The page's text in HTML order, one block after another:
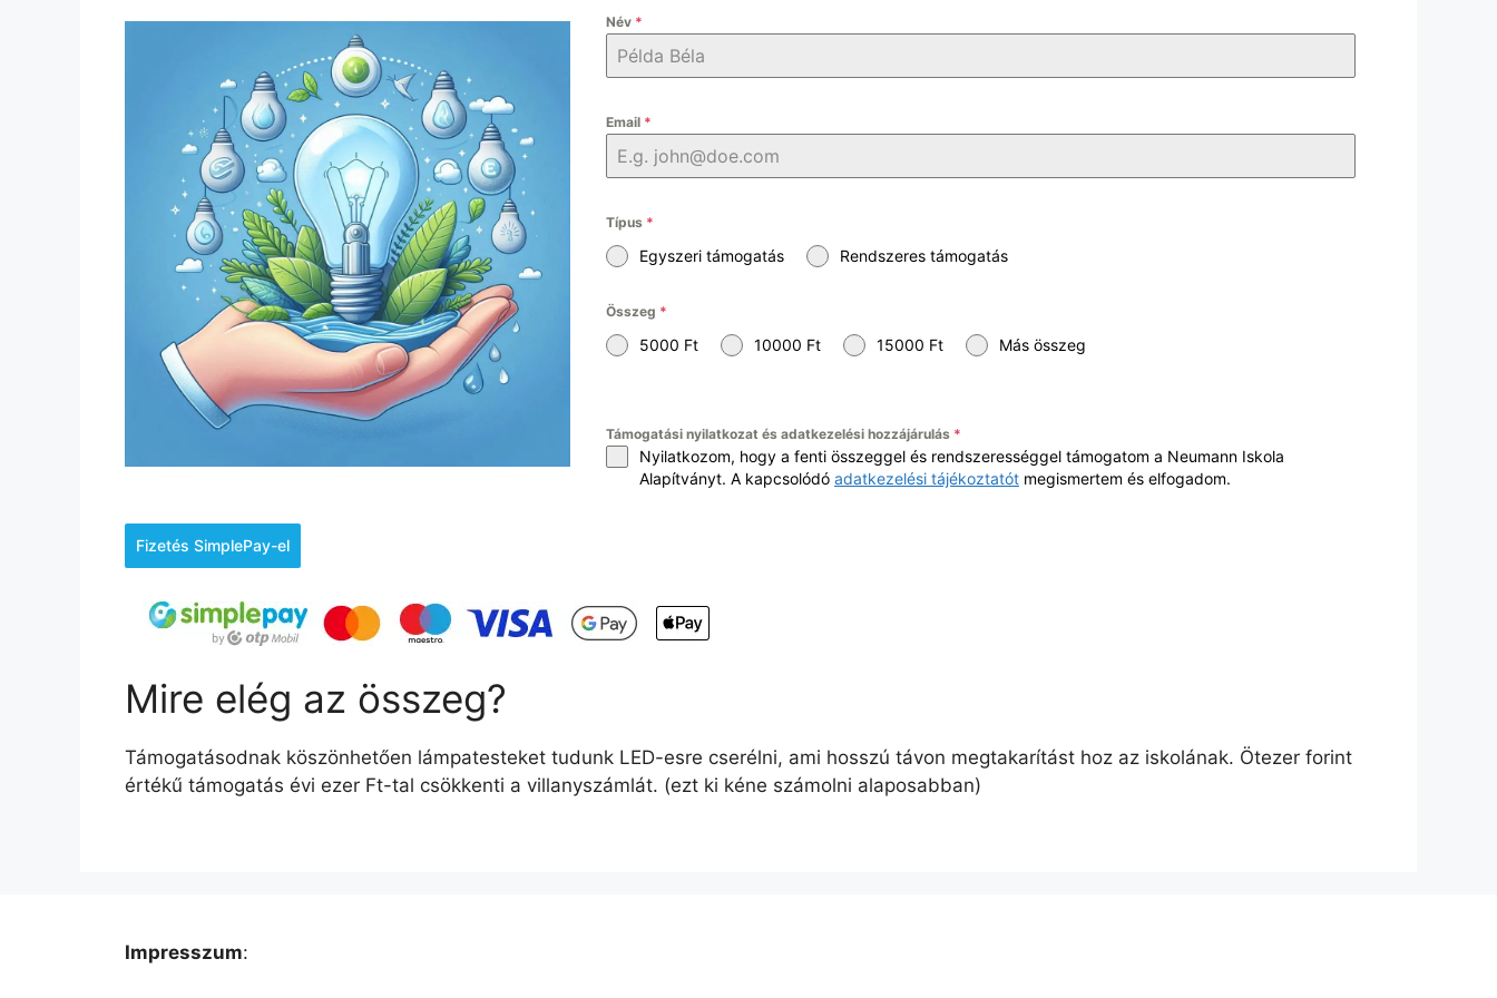
Név *
Email *
Típus *
Egyszeri támogatás Rendszeres támogatás
Összeg *
5000 Ft 10000 Ft 15000 Ft Más összeg
Támogatási nyilatkozat és adatkezelési hozzájárulás *
Nyilatkozom, hogy a fenti összeggel és rendszerességgel támogatom a Neumann Iskola
Alapítványt. A kapcsolódó adatkezelési tájékoztatót megismertem és elfogadom.
Fizetés SimplePay-el
Mire elég az összeg?
Támogatásodnak köszönhetően lámpatesteket tudunk LED-esre cserélni, ami hosszú távon megtakarítást hoz az iskolának. Ötezer forint
értékű támogatás évi ezer Ft-tal csökkenti a villanyszámlát. (ezt ki kéne számolni alaposabban)
Impresszum: